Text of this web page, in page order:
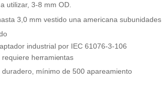
utilizar, 3-8 mm OD.
3,0 mm vestido una americana subunidades
industrial por IEC61076-3-106
requiere herramientas
mínimo de 500 apareamiento